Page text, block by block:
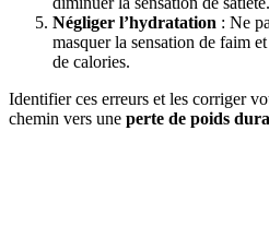
Négliger l’hydratation : Ne
masquer la sensation de faim
de calories.
Identifier ces erreurs et les corriger
chemin vers une perte de poids